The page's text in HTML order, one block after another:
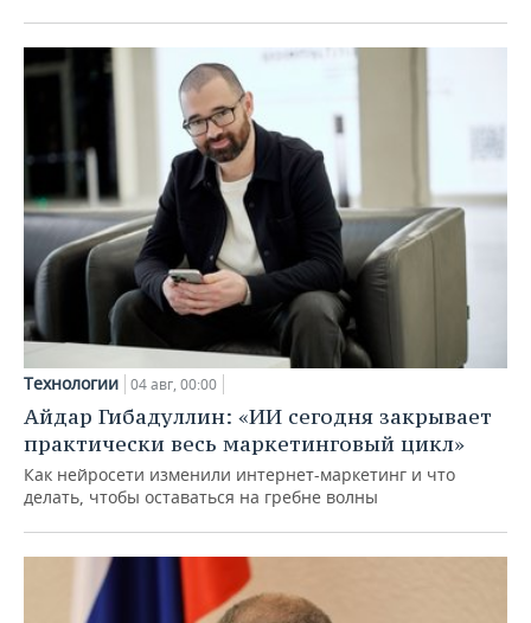
Технологии 04 авг, 00:00
Айдар Гибадуллин: «ИИ сегодня закрывает
практически весь маркетинговый цикл»
Как нейросети изменили интернет-маркетинг и что
делать, чтобы оставаться на гребне волны